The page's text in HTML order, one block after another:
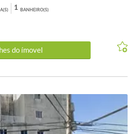
aproximadamente R$ 306,51 IPTU
Agende sua visita!
BANHEIRO(S)
1
do ímovel